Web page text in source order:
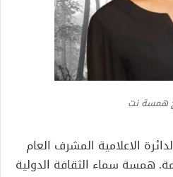
همسة نت
الاعلامية المشرف العام
همسة سماء الثقافة الدولية